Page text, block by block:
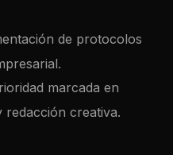
de protocolos
marcada en
redacción creativa.